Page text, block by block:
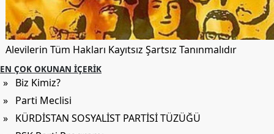
Alevilerin Tüm Hakları Kayıtsız Şartsız Tanınmalıdır
EN ÇOK OKUNAN İÇERIK
» Biz Kimiz?
» Parti Meclisi
» KÜRDİSTAN SOSYALİST PARTİSİ TÜZÜĞÜ